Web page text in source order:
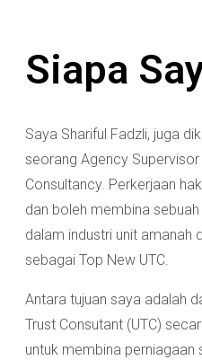
Siapa
Saya Shariful Fadzli, juga
seorang Agency
Consultancy. Perkerjaan
dan boleh membina
dalam industri unit amanah
sebagai Top New UTC.
Antara tujuan saya adalah
Trust Consutant (UTC)
untuk membina perniagaan